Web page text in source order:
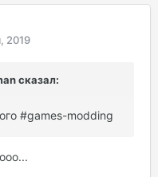
2019
сказал:
#games-modding